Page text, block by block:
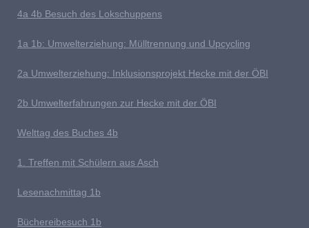
4a 4b Besuch des Lokschuppens
1 a 1b: Umwelterziehung: Mülltrennung und Upcycling
2a Umwelterziehung: Inklusionsprojekt Hecke mit der ÖBI
2b Umwelterfahrungen zur Hecke mit der ÖBI
Welttag des Buches 4b
1 . Treffen mit Schülern aus Asch
Lesenachmittag 1b
Büchereibesuch 1b